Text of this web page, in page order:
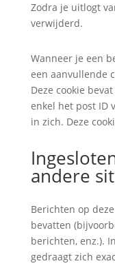
Zodra je uitlogt
verwijderd.
Wanneer je een
een aanvullende
Deze cookie
enkel het post ID
in zich. Deze
andere
Berichten op
bevatten
berichten, enz.).
gedraagt zich